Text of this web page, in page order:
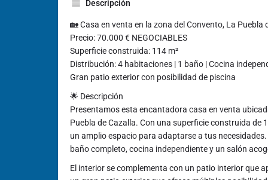
Descripción
🏡 Casa en venta en la zona del Convento, La Puebla
Precio: 70.000 € NEGOCIABLES
Superficie construida: 114 m²
Distribución: 4 habitaciones | 1 baño | Cocina
Gran patio exterior con posibilidad de piscina
🌟 Descripción
Presentamos esta encantadora casa en venta
Puebla de Cazalla. Con una superficie construida de
un amplio espacio para adaptarse a tus
baño completo, cocina independiente y un salón
El interior se complementa con un patio interior que